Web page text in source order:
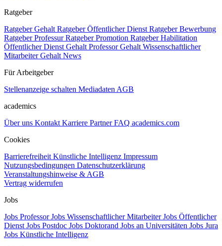
Ratgeber
Ratgeber Gehalt Ratgeber Öffentlicher Dienst Ratgeber Bewerbung
Ratgeber ProfessurRatgeber Promotion Ratgeber Habilitation
Öffentlicher Dienst Gehalt Professor Gehalt Wissenschaftlicher
Mitarbeiter Gehalt News
Für Arbeitgeber
Stellenanzeige schalten Mediadaten AGB
academics
Über uns Kontakt Karriere PartnerFAQ academics.com
Cookies
Barrierefreiheit Künstliche Intelligenz Impressum
Nutzungsbedingungen Datenschutzerklärung
Veranstaltungshinweise & AGB
Vertrag widerrufen
Jobs
Jobs ProfessorJobs Wissenschaftlicher MitarbeiterJobs Öffentlicher
Dienst Jobs Postdoc Jobs Doktorand Jobs an Universitäten Jobs Jura
Jobs Künstliche Intelligenz